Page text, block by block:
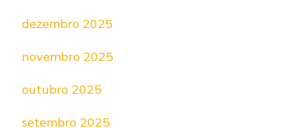
dezembro 2025
novembro 2025
outubro 2025
setembro 2025